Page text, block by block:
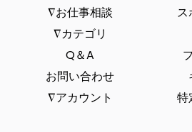
∇お仕事相談
∇カテゴリ
Q＆A
お問い合わせ
∇アカウント
ス
特